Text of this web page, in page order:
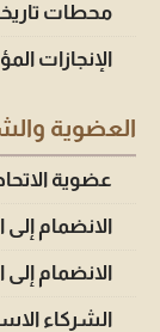
محطات
الإنجازات
العضوية
عضوية
الانضمام إلى
الانضمام
الشركاء